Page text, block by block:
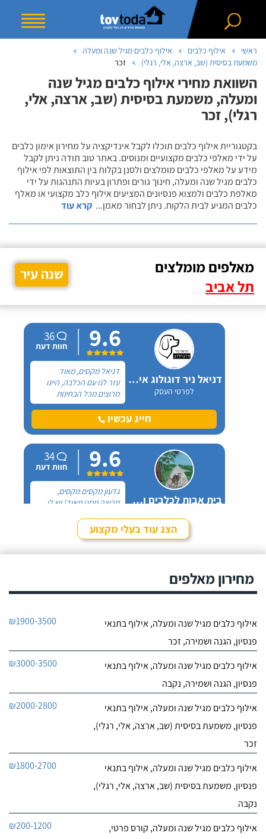
ראשי אילוף כלבים
אילוף כלבים מגיל שנה ומעלה
משמעת בסיסית (שב, ארצה, אלי, רגלי)
זכר
השוואת מחירי אילוף כלבים מגיל שנה
ומעלה, משמעת בסיסית (שב, ארצה, אלי,
רגלי), זכר
בקטגוריית אילוף כלבים תוכלו לקבל אינדיקציה על מחירון אימון כלבים
על ידי מאלפי כלבים מקצועיים ומנוסים. באתר טוב תודה ניתן לקבל
מידע על מאלפי כלבים מומלצים ולסנן בקלות בין התוצאות לפי אילוף
כלבים מגיל שנה ומעלה, חינוך גורים ופתרון בעיות התנהגות על ידי
מאלפת כלבים ולמצוא פנסיונים המציעים אילוף כלב מקצועי או מאלף
כלבים המגיע לבית הלקוח. ניתן לבחור מאמן... קרא עוד
מאלפים מומלצים
תל אביב
שנה עיר
דניאל ניר דוגולוג אילוף כלבים
לפרטי העסק
9.6
36
חוות דעת
דניאל מקסים, מאוד
עזר לנו עם הכלבה, היינו
מרוצים מכל הבחינות
ואנחנו ממליצים בחום. יש
לנו כלבה שהיו לה בעיות
התנהגות שונות וזאת שהכי
אכילה מפח הזבל הביתי.
חייג עכשיו
בית אבות לכלבים ופנסיון חתולים
9.6
34
חוות דעת
גדעון מקסים מקסים,
מרוצה ממנו מאוד! יש לי
שנים, כל פעם שיש לי
נסיעה והיעדרות מהבית,
בחום.
חייג עכשיו
יוסי סמואל מאלף הכלבים
פרוע ולא מחונך. נפגשתי
בעיות התנהגות קשות
החלטתי לא לוותר
חייג עכשיו
הצג עוד בעלי מקצוע
מחירון מאלפים
אילוף כלבים מגיל שנה ומעלה, אילוף בתנאי
פנסיון, הגנה ושמירה, זכר
₪1900-3500
אילוף כלבים מגיל שנה ומעלה, אילוף בתנאי
פנסיון, הגנה ושמירה, נקבה
₪3000-3500
אילוף כלבים מגיל שנה ומעלה, אילוף בתנאי
פנסיון, משמעת בסיסית (שב, ארצה, אלי, רגלי),
זכר
₪2000-2800
אילוף כלבים מגיל שנה ומעלה, אילוף בתנאי
פנסיון, משמעת בסיסית (שב, ארצה, אלי, רגלי),
נקבה
₪1800-2700
אילוף כלבים מגיל שנה ומעלה, קורס פרטי,
₪200-1200